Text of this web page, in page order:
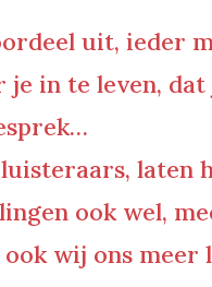
uit, ieder
je in te leven,
laten
ook wel,
wij ons meer